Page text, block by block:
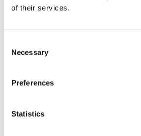
of their services.
Selection
Necessary
Preferences
Statistics
Mehr von Cadeau voor haar